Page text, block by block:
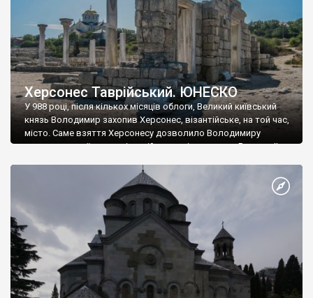
Херсонес Таврійський. ЮНЕСКО
У 988 році, після кількох місяців облоги, Великий київський
князь Володимир захопив Херсонес, візантійське, на той час,
місто. Саме взяття Херсонесу дозволило Володимиру
диктувати свої умови візантійському імператору Василю ІІ, та
Херсонесі Володимир-язичник, став Василем-християнином.
А потім було Хрещення Русі. На честь Херсонесу Таврійського